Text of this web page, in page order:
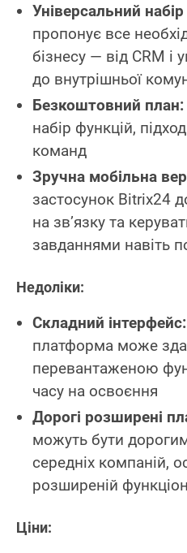
Універсальний
пропонує все
бізнесу — від CRM і
до внутрішньої
Безкоштовний план:
набір функцій,
команд
Зручна мобільна
застосунок Bitrix24
на зв’язку та
завданнями навіть
Недоліки:
Складний інтерфейс:
платформа може
перевантаженою
часу на освоєння
Дорогі розширені
можуть бути
середніх компаній,
розширеній
Ціни: